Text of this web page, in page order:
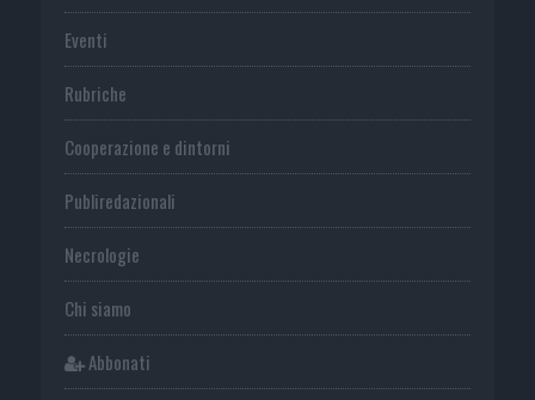
Eventi
Rubriche
Cooperazione e dintorni
Publiredazionali
Necrologie
Chi siamo
Abbonati